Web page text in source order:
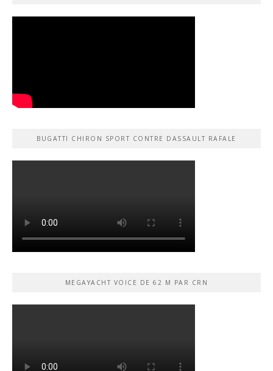
BUGATTI CHIRON SPORT CONTRE DASSAULT RAFALE
MEGAYACHT VOICE DE 62 M PAR CRN